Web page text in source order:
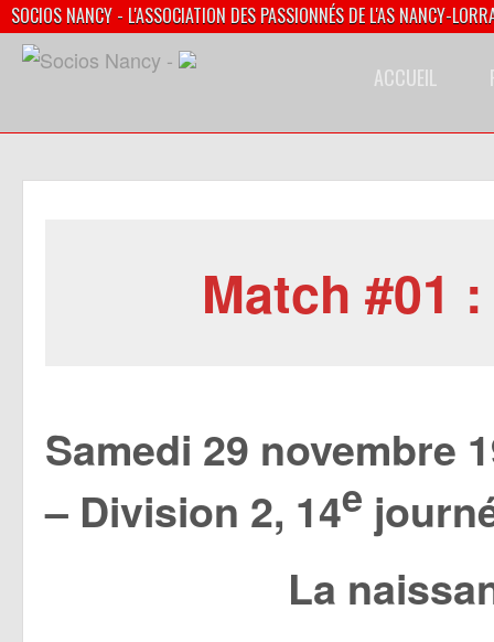
SOCIOS NANCY - L'ASSOCIATION DES PASSIONNÉS DE L'AS NANCY-
ACCUEIL
Match #01
Samedi 29 novembre
– Division 2, 14e
La